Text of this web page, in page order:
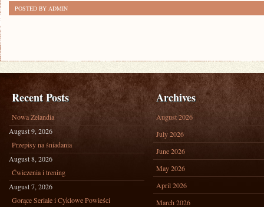
POSTED BY ADMIN
Recent Posts
Nowa Zelandia
August 9, 2026
Przepisy na śniadania
August 8, 2026
Ćwiczenia i trening
August 7, 2026
Gorące Seriale i Cyklowe Powieści
Archives
August 2026
July 2026
June 2026
May 2026
April 2026
March 2026